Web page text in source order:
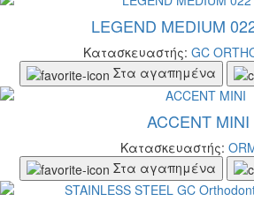
LEGEND MEDIUM
Κατασκευαστής: GC
Στα αγαπημένα
ACCENT MINI
Κατασκευαστής:
Στα αγαπημένα